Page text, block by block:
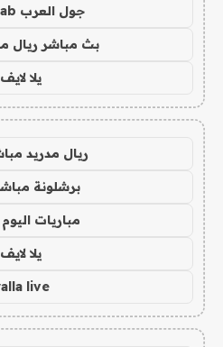
جول العرب goalarab
بث مباشر ريال
يلا لايف
ريال مدريد
برشلونة
مباريات
يلا لايف
live